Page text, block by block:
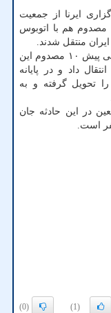
ایرنا از جمعیت
هلال احمر، اشکان موسوی اظهارداشت: ۱۰ مصدوم هم با اتوبوس
منتقل شدند.
وی افزود: اتوبوس آمبولانس هلال احمر ساعتی پیش ۱۰ مصدوم این
داد و در پایانه
تحویل گرفته و به
در این حادثه جان
(1)
(0)